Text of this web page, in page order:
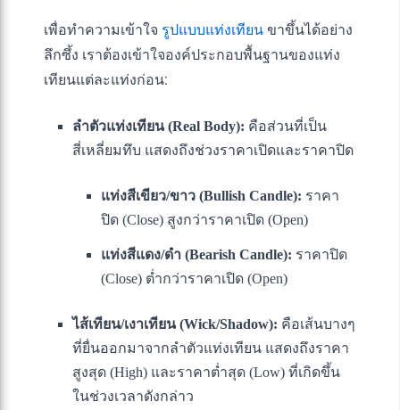
เพื่อทำความเข้าใจ รูปแบบแท่งเทียน ขาขึ้นได้อย่าง
ลึกซึ้ง เราต้องเข้าใจองค์ประกอบพื้นฐานของแท่ง
เทียนแต่ละแท่งก่อน:
ลำตัวแท่งเทียน (Real Body): คือส่วนที่เป็น
สี่เหลี่ยมทึบ แสดงถึงช่วงราคาเปิดและราคาปิด
แท่งสีเขียว/ขาว (Bullish Candle): ราคา
ปิด (Close) สูงกว่าราคาเปิด (Open)
แท่งสีแดง/ดำ (Bearish Candle): ราคาปิด
(Close) ต่ำกว่าราคาเปิด (Open)
ไส้เทียน/เงาเทียน (Wick/Shadow): คือเส้นบางๆ
ที่ยื่นออกมาจากลำตัวแท่งเทียน แสดงถึงราคา
สูงสุด (High) และราคาต่ำสุด (Low) ที่เกิดขึ้น
ในช่วงเวลาดังกล่าว